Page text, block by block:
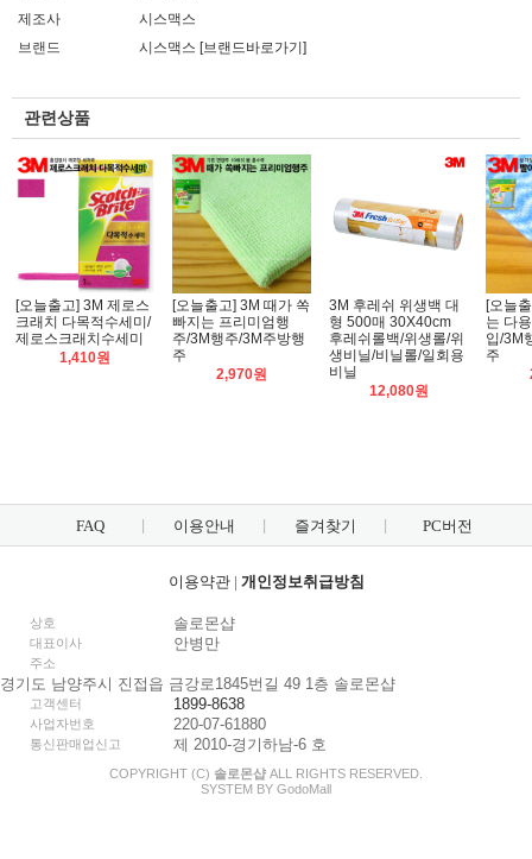
제조사
시스맥스
브랜드
시스맥스 [브랜드바로가기]
관련상품
[오늘출고] 3M 제로스
크래치 다목적수세미/
제로스크래치수세미
1,410원
[오늘출고] 3M 때가 쏙
빠지는 프리미엄행
주/3M행주/3M주방행
주
2,970원
3M 후레쉬 위생백 대
형 500매 30X40cm
후레쉬롤백/위생롤/위
생비닐/비닐롤/일회용
비닐
12,080원
[오늘
는 다
입/3M
주
FAQ 이용안내 즐겨찾기 PC버전
이용약관| 개인정보취급방침
상호 솔로몬샵
대표이사 안병만
주소
경기도 남양주시 진접읍 금강로1845번길 49 1층 솔로몬샵
고객센터 1899-8638
사업자번호 220-07-61880
통신판매업신고 제 2010-경기하남-6 호
COPYRIGHT (C) 솔로몬샵 ALL RIGHTS RESERVED.
SYSTEM BY GodoMall